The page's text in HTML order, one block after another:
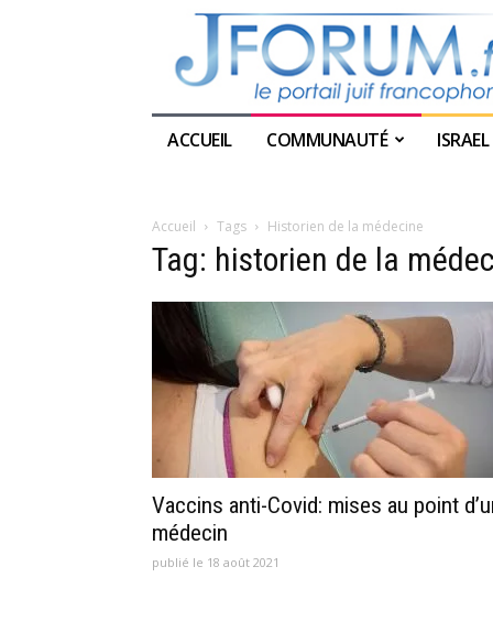
ACCUEIL COMMUNAUTÉ ISRAEL
Accueil Tags Historien de la médecine
Tag: historien de la
Vaccins anti-Covid: mises au point
médecin
publié le 18 août 2021